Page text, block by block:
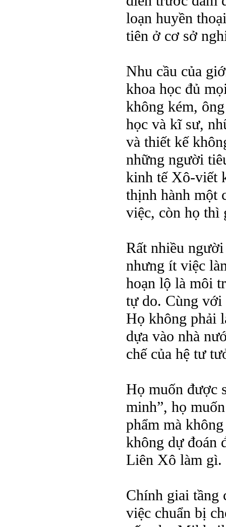
loạn huyền
tiên ở cơ sở
Nhu cầu của
khoa học đủ
không kém,
học và kĩ sư,
và thiết kế
những người
kinh tế Xô-viết
thịnh hành một
việc, còn họ thì
Rất nhiều
nhưng ít việc
hoạn lộ là môi
tự do. Cùng với
Họ không phải
dựa vào nhà
chế của hệ tư
Họ muốn được
minh”, họ
phẩm mà
không dự đoán
Liên Xô làm gì.
Chính giai tầng
việc chuẩn bị